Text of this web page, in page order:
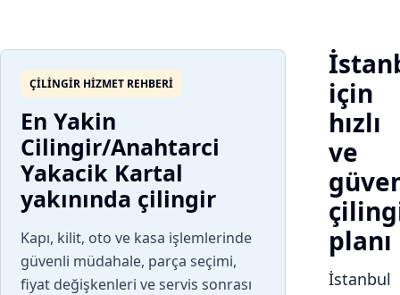
ÇILINGIR HIZMET REHBERI
En Yakin
Cilingir/Anahtarci
Yakacik Kartal
yakınında çilingir
Kapı, kilit, oto ve kasa işlemlerinde
güvenli müdahale, parça seçimi,
fiyat değişkenleri ve servis sonrası
için
hızlı
ve
planı
İstanbul